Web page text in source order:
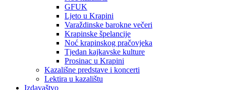
GFUK
Ljeto u Krapini
Varaždinske barokne večeri
Krapinske špelancije
Noć krapinskog pračovjeka
Tjedan kajkavske kulture
Prosinac u Krapini
Kazališne predstave i koncerti
Lektira u kazalištu
Izdavaštvo